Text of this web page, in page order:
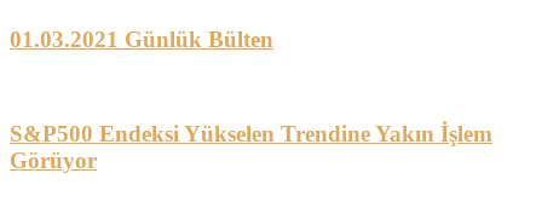
01.03.2021 Günlük Bülten
S&P500 Endeksi Yükselen Trendine Yakın İşlem
Görüyor